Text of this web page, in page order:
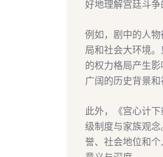
好地理解宫廷斗争
例如，剧中的人
局和社会大环境
的权力格局产生
广阔的历史背景和
此外，《宫心计
级制度与家族观
誉、社会地位和